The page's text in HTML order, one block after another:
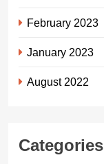
February 2023
January 2023
August 2022
Categories